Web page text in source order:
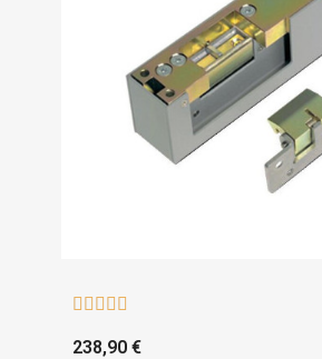
    
238,90 €